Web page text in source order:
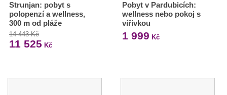
Strunjan: pobyt s
polopenzí a wellness,
300 m od pláže
14 443 Kč
11 525 Kč
Pobyt v Pardubicích:
wellness nebo pokoj s
vířivkou
1 999 Kč